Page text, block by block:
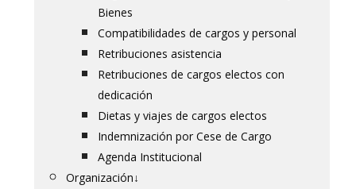
Bienes
Compatibilidades de cargos y personal
Retribuciones asistencia
Retribuciones de cargos electos con
dedicación
Dietas y viajes de cargos electos
Indemnización por Cese de Cargo
Agenda Institucional
Organización↓